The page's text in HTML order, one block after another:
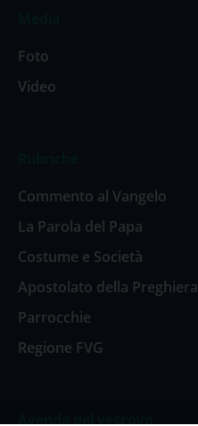
Foto
Video
Commento al Vangelo
La Parola del Papa
Costume e Società
Apostolato della Preghiera
Parrocchie
Regione FVG
Agenda del vescovo